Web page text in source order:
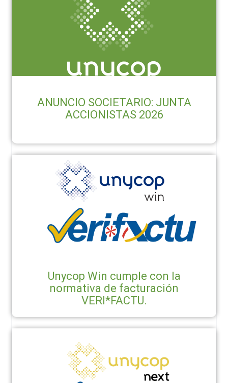
ANUNCIO SOCIETARIO: JUNTA
ACCIONISTAS 2026
Unycop Win cumple con la
normativa de facturación
VERI*FACTU.